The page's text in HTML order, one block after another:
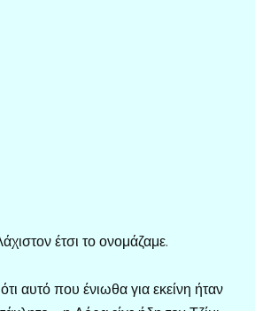
έτσι το ονομάζαμε.
αυτό που ένιωθα για εκείνη ήταν